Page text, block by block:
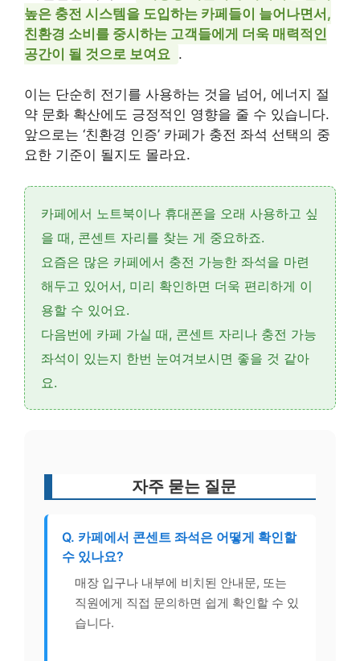
높은 충전 시스템을 도입하는 카페들이 늘어나면서,
친환경 소비를 중시하는 고객들에게 더욱 매력적인
공간이 될 것으로 보여요
.
이는 단순히 전기를 사용하는 것을 넘어, 에너지 절
약 문화 확산에도 긍정적인 영향을 줄 수 있습니다.
앞으로는 ‘친환경 인증’ 카페가 충전 좌석 선택의 중
요한 기준이 될지도 몰라요.
카페에서 노트북이나 휴대폰을 오래 사용하고 싶
을 때, 콘센트 자리를 찾는 게 중요하죠.
요즘은 많은 카페에서 충전 가능한 좌석을 마련
해두고 있어서, 미리 확인하면 더욱 편리하게 이
용할 수 있어요.
다음번에 카페 가실 때, 콘센트 자리나 충전 가능
좌석이 있는지 한번 눈여겨보시면 좋을 것 같아
요.
자주 묻는 질문
Q. 카페에서 콘센트 좌석은 어떻게 확인할
수 있나요?
매장 입구나 내부에 비치된 안내문, 또는
직원에게 직접 문의하면 쉽게 확인할 수 있
습니다.